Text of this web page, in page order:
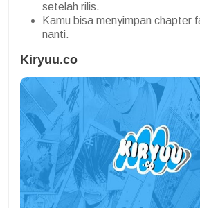
setelah rilis.
Kamu bisa menyimpan chapter
nanti.
Kiryuu.co